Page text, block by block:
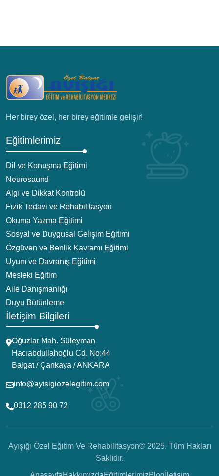
Her birey özel, her birey eğitimle gelişir!
Eğitimlerimiz
Dil ve Konuşma Eğitimi
Neurosaund
Algı ve Dikkat Kontrolü
Fizik Tedavi ve Rehabilitasyon
Okuma Yazma Eğitimi
Sosyal ve Duygusal Gelişim Eğitimi
Özgüven ve Benlik Kavramı Eğitimi
Uyum ve Davranış Eğitimi
Mesleki Eğitim
Aile Danışmanlığı
Duyu Bütünleme
İletişim Bilgileri
Oğuzlar Mah. Süleyman
Hacıabdullahoğlu Cd. No:44
Balgat / Çankaya / ANKARA
info@ayisigiozelegitim.com
0312 285 90 72
Ayışığı Özel Eğitim Ve Rehabilitasyon© 2025. Tüm Hakları
Saklıdır.